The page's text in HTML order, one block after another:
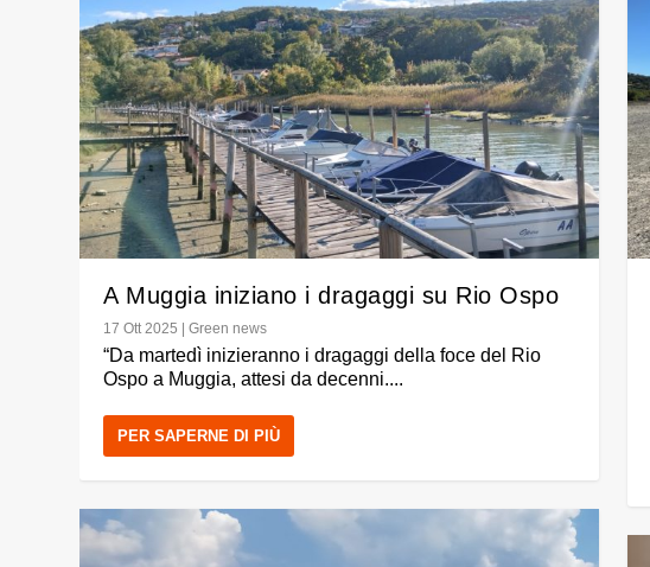
A Muggia iniziano i dragaggi su Rio Ospo
17 Ott 2025 |Green news
“Da martedì inizieranno i dragaggi della foce del Rio
Ospo a Muggia, attesi da decenni....
PER SAPERNE DI PIÙ